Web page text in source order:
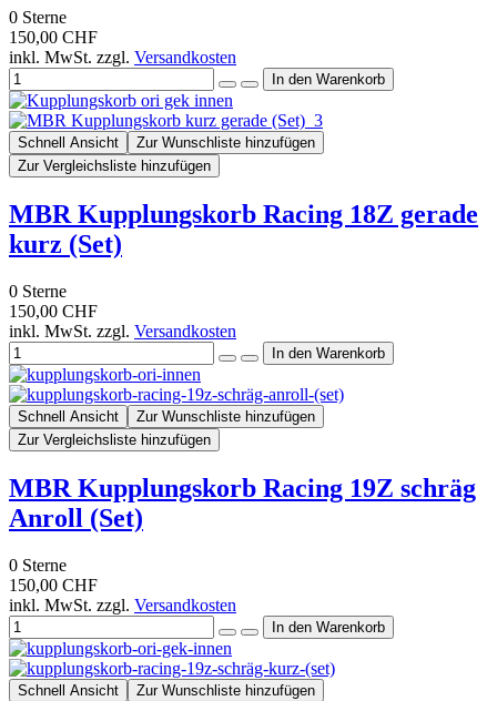
0 Sterne
150,00 CHF
inkl. MwSt. zzgl. Versandkosten
Schnell Ansicht
Zur Wunschliste hinzufügen
Zur Vergleichsliste hinzufügen
MBR Kupplungskorb Racing 18Z gerade
kurz (Set)
0 Sterne
150,00 CHF
inkl. MwSt. zzgl. Versandkosten
Schnell Ansicht
Zur Wunschliste hinzufügen
Zur Vergleichsliste hinzufügen
MBR Kupplungskorb Racing 19Z schräg
Anroll (Set)
0 Sterne
150,00 CHF
inkl. MwSt. zzgl. Versandkosten
Schnell Ansicht
Zur Wunschliste hinzufügen